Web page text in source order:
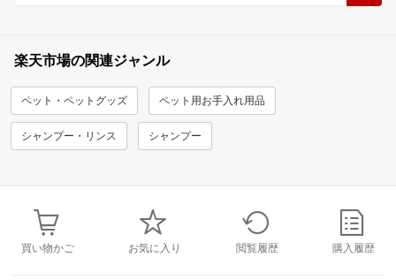
楽天市場の関連ジャンル
ペット・ペットグッズ ペット用お手入れ用品
シャンプー・リンス シャンプー
買い物かご お気に入り 閲覧履歴 購入履歴